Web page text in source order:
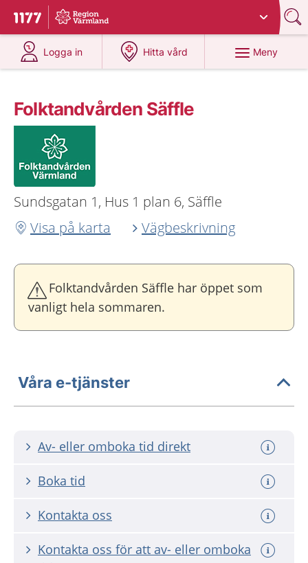
Till startsidan för 1177
Du har valt region
Logga in
på 1177.se
Hitta vård
på 1177.se
Meny
Folktandvården Säffle
Sundsgatan 1, Hus 1 plan 6, Säffle
Visa på karta
Vägbeskrivning
Folktandvården Säffle har öppet som
vanligt hela sommaren.
Våra e-tjänster
Av- eller omboka tid direkt
Boka tid
Kontakta oss
Kontakta oss för att av- eller omboka